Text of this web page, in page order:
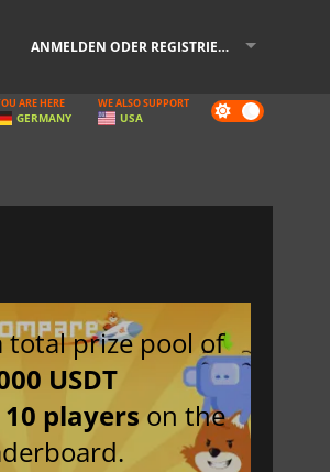
ANMELDEN ODER REGISTRIEREN
Dark
mode
ARE HERE
GERMANY
WE ALSO SUPPORT
USA
total prize pool of
USDT
players on the